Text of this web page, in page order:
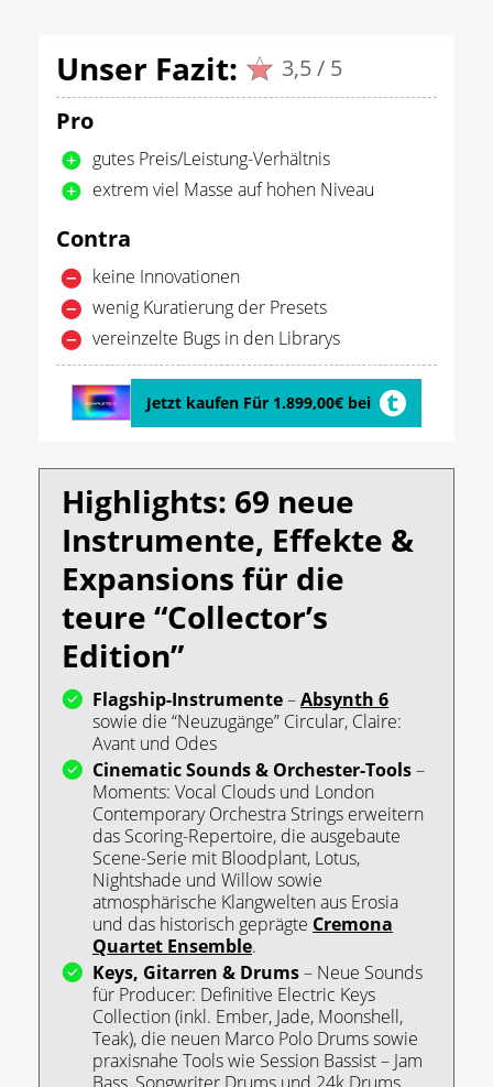
Unser Fazit:
3,5 / 5
Pro
gutes Preis/Leistung-Verhältnis
extrem viel Masse auf hohen Niveau
Contra
keine Innovationen
wenig Kuratierung der Presets
vereinzelte Bugs in den Librarys
Jetzt kaufen Für 1.899,00€ bei
Highlights: 69 neue
Instrumente, Effekte &
Expansions für die
teure “Collector’s
Edition”
Flagship-Instrumente–Absynth 6
sowie die “Neuzugänge” Circular, Claire:
Avant und Odes
Cinematic Sounds & Orchester-Tools–
Moments: Vocal Clouds und London
Contemporary Orchestra Strings erweitern
das Scoring-Repertoire, die ausgebaute
Scene-Serie mit Bloodplant, Lotus,
Nightshade und Willow sowie
atmosphärische Klangwelten aus Erosia
und das historisch geprägte Cremona
Quartet Ensemble.
Keys, Gitarren & Drums– Neue Sounds
für Producer: Definitive Electric Keys
Collection (inkl. Ember, Jade, Moonshell,
Teak), die neuen Marco Polo Drums sowie
praxisnahe Tools wie Session Bassist – Jam